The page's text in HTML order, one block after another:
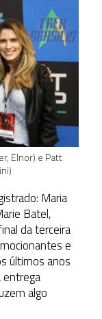
Elnor) e Patt
Maria
Batel,
da terceira
e
últimos anos
entrega
algo